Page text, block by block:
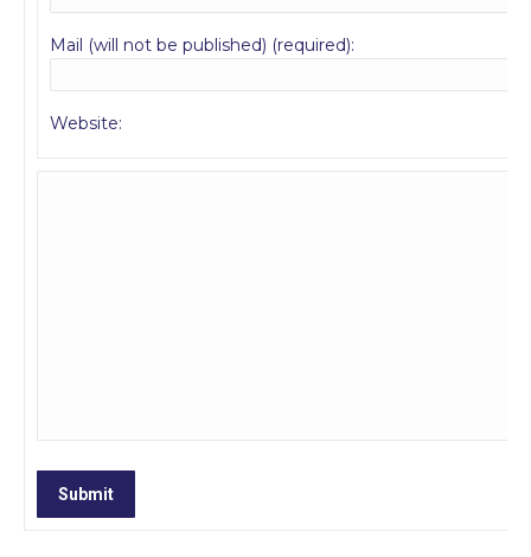
Mail (will not be published) (required):
Website:
Submit